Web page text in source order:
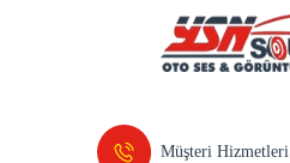
Müşteri